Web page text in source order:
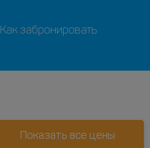
Как забронировать
Показать все цены